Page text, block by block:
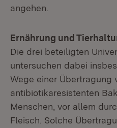
angehen.
Ernährung und
Die drei beteiligten
untersuchen dabei
Wege einer Übertragung
antibiotikaresistenten
Menschen, vor allem
Fleisch. Solche